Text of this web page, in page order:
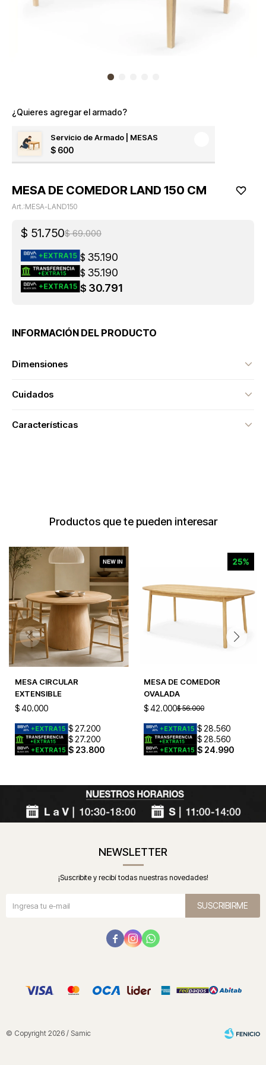
MESA DE COMEDOR LAND 150 CM
MESA-LAND150
$ 51.750$ 69.000
$ 35.190
$ 35.190
$ 30.791
¿Quieres agregar el armado?
Servicio de Armado | MESAS
$ 600
INFORMACIÓN DEL PRODUCTO
Dimensiones
Cuidados
Características
Productos que te pueden interesar
MESA CIRCULAR
EXTENSIBLE
$40.000
$ 27.200
$ 27.200
$ 23.800
MESA DE COMEDOR
OVALADA
$ 42.000$ 56.000
$ 28.560
$ 28.560
$ 24.990
NEWSLETTER
¡Suscribite y recibí todas nuestras novedades!
SUSCRIBIRME
  
© Copyright 2026 / Samic